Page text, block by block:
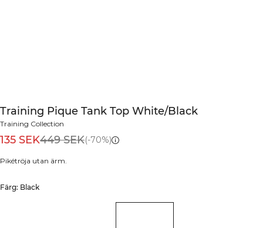
Training Pique Tank Top White/Black
Training Collection
135 SEK449 SEK(-70%)
Pikétröja utan ärm.
Färg: Black